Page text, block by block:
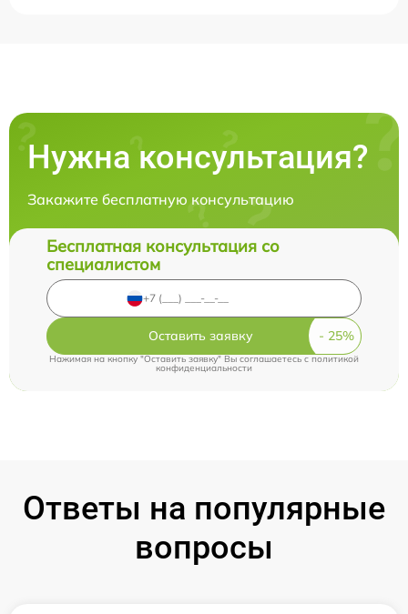
Нужна консультация?
Закажите бесплатную консультацию
Бесплатная консультация со
специалистом
Оставить заявку
Нажимая на кнопку "Оставить заявку" Вы соглашаетесь cполитикой
конфиденциальности
Ответы на популярные
вопросы